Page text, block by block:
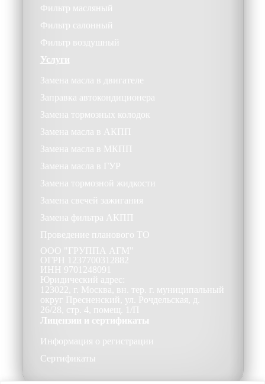
Фильтр масляный
Фильтр салонный
Фильтр воздушный
Услуги
Замена масла в двигателе
Заправка автокондиционера
Замена тормозных колодок
Замена масла в АКПП
Замена масла в МКПП
Замена масла в ГУР
Замена тормозной жидкости
Замена свечей зажигания
Замена фильтра АКПП
Проведение планового ТО
ООО "ГРУППА АГМ"
ОГРН 1237700312882
ИНН 9701248091
Юридический адрес:
123022, г. Москва, вн. тер. г. муниципальный
округ Пресненский, ул. Рочдельская, д.
26/28, стр. 4, помещ. 1/П
Лицензии и сертификаты
Информация о регистрации
Сертификаты